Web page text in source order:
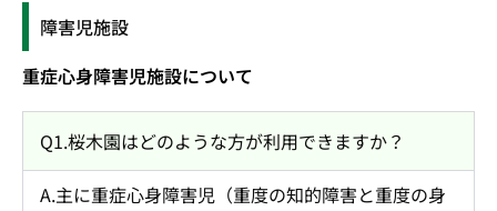
障害児施設
重症心身障害児施設について
Q1.桜木園はどのような方が利用できますか？
A.主に重症心身障害児（重度の知的障害と重度の身